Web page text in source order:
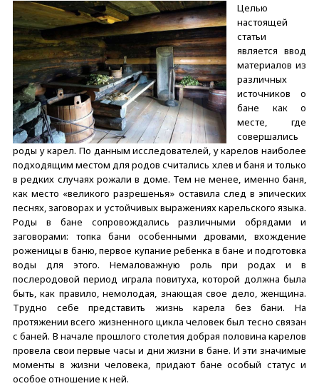
Целью
настоящей
статьи
является ввод
материалов из
различных
источников о
бане как о
месте, где
совершались
роды у карел. По данным исследователей, у карелов наиболее
подходящим местом для родов считались хлев и баня и только
в редких случаях рожали в доме. Тем не менее, именно баня,
как место «великого разрешенья» оставила след в эпических
песнях, заговорах и устойчивых выражениях карельского языка.
Роды в бане сопровождались различными обрядами и
заговорами: топка бани особенными дровами, вхождение
роженицы в баню, первое купание ребенка в бане и подготовка
воды для этого. Немаловажную роль при родах и в
послеродовой период играла повитуха, которой должна была
быть, как правило, немолодая, знающая свое дело, женщина.
Трудно себе представить жизнь карела без бани. На
протяжении всего жизненного цикла человек был тесно связан
с баней. В начале прошлого столетия добрая половина карелов
провела свои первые часы и дни жизни в бане. И эти значимые
моменты в жизни человека, придают бане особый статус и
особое отношение к ней.